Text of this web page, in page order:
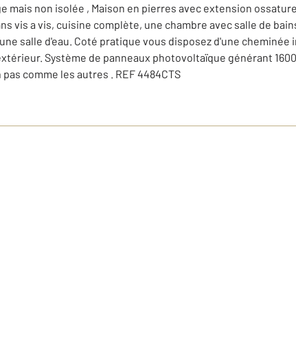
mais non isolée , Maison en pierres avec extension
vis a vis, cuisine complète, une chambre avec salle de
salle d'eau. Coté pratique vous disposez d'une cheminée
Système de panneaux photovoltaïque générant
comme les autres . REF 4484CTS